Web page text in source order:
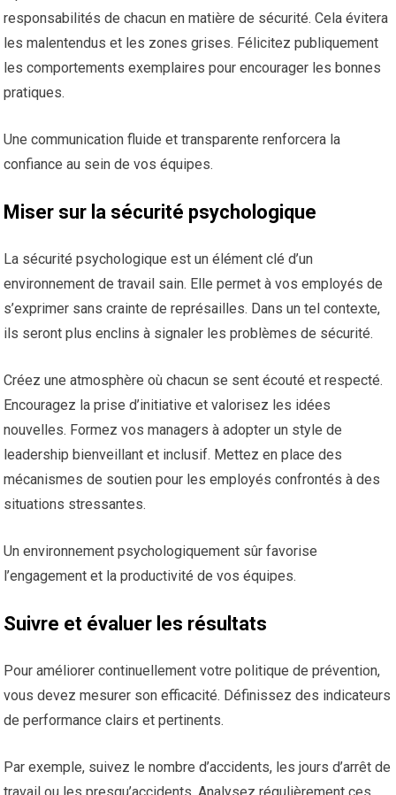
responsabilités de chacun en matière de sécurité. Cela évitera
les malentendus et les zones grises. Félicitez publiquement
les comportements exemplaires pour encourager les bonnes
pratiques.
Une communication fluide et transparente renforcera la
confiance au sein de vos équipes.
Miser sur la sécurité psychologique
La sécurité psychologique est un élément clé d’un
environnement de travail sain. Elle permet à vos employés de
s’exprimer sans crainte de représailles. Dans un tel contexte,
ils seront plus enclins à signaler les problèmes de sécurité.
Créez une atmosphère où chacun se sent écouté et respecté.
Encouragez la prise d’initiative et valorisez les idées
nouvelles. Formez vos managers à adopter un style de
leadership bienveillant et inclusif. Mettez en place des
mécanismes de soutien pour les employés confrontés à des
situations stressantes.
Un environnement psychologiquement sûr favorise
l’engagement et la productivité de vos équipes.
Suivre et évaluer les résultats
Pour améliorer continuellement votre politique de prévention,
vous devez mesurer son efficacité. Définissez des indicateurs
de performance clairs et pertinents.
Par exemple, suivez le nombre d’accidents, les jours d’arrêt de